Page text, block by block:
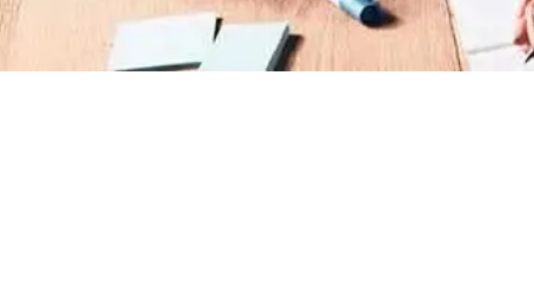
Treinamento de Brigada de Incêndio Valor
Treinamento de Brigadista de Incêndio
Treinamento de Combate a Incêndio NR 23